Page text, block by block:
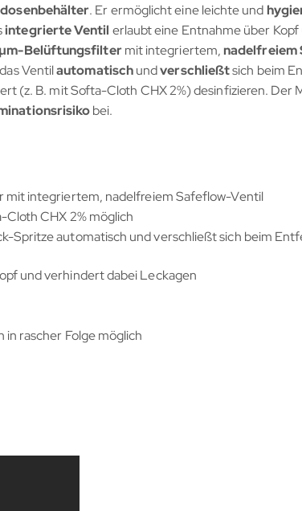
. Er ermöglicht eine leichte und
integrierte Ventil erlaubt eine Entnahme über
Belüftungsfiltermit integriertem,nadelfreiem
Ventilautomatischundverschließtsich beim
(z. B. mit Softa-Cloth CHX 2%) desinfizieren. Der
bei.
integriertem, nadelfreiem Safeflow-Ventil
CHX 2% möglich
automatisch und verschließt sich beim
und verhindert dabei Leckagen
rascher Folge möglich